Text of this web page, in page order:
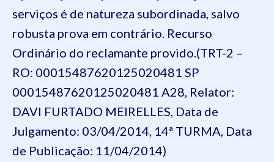
serviços é de natureza subordinada, salvo
robusta prova em contrário. Recurso
Ordinário do reclamante provido.(TRT-2 –
RO: 00015487620125020481 SP
00015487620125020481 A28, Relator:
DAVI FURTADO MEIRELLES, Data de
Julgamento: 03/04/2014, 14ª TURMA, Data
de Publicação: 11/04/2014)